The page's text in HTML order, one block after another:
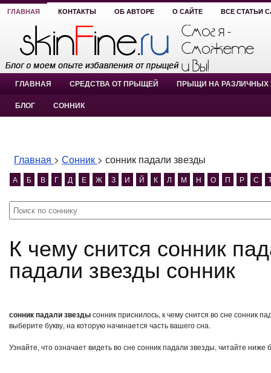
ГЛАВНАЯ КОНТАКТЫ ОБ АВТОРЕ О САЙТЕ ВСЕ СТАТЬИ
ГЛАВНАЯ СРЕДСТВА ОТ ПРЫЩЕЙ ПРЫЩИ НА РАЗЛИЧНЫХ
БЛОГ СОННИК
Главная > Сонник > сонник падали звезды
А Б В Г Д Е Ж З И Й К Л М Н О П Р С
К чему снится сонник падали звезды? сонник
падали звезды сонник
сонник падали звездысонник приснилось, к чему снится во сне сонник
выберите букву, на которую начинается часть вашего сна.
Узнайте, что означает видеть во сне сонник падали звезды, читайте